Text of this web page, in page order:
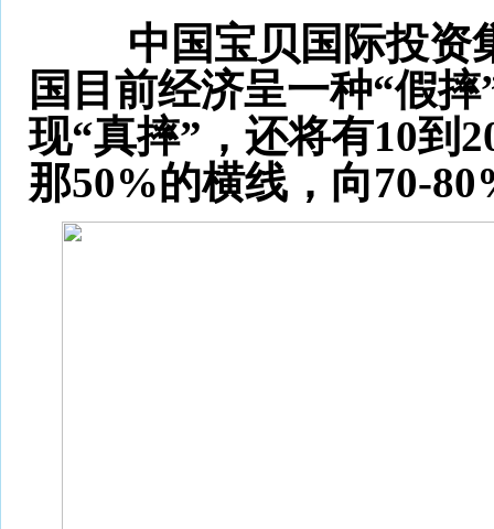
中国宝贝国际投资集
国目前经济呈一种“假
现“真摔”，还将有10到
那50%的横线，向70-